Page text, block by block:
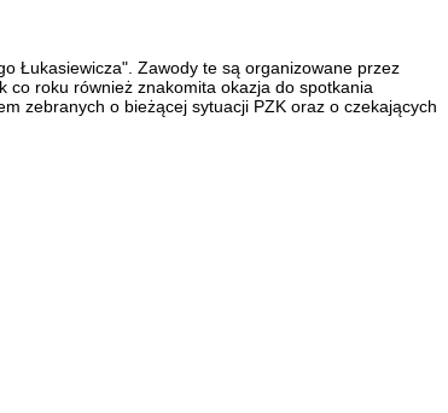
Łukasiewicza". Zawody te są organizowane przez
co roku również znakomita okazja do spotkania
zebranych o bieżącej sytuacji PZK oraz o czekających